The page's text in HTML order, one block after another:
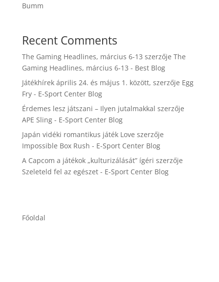
Bumm
Recent Comments
The Gaming Headlines, március 6-13 szerzője The
Gaming Headlines, március 6-13 - Best Blog
Játékhírek április 24. és május 1. között, szerzője Egg
Fry - E-Sport Center Blog
Érdemes lesz játszani – Ilyen jutalmakkal szerzője
APE Sling - E-Sport Center Blog
Japán vidéki romantikus játék Love szerzője
Impossible Box Rush - E-Sport Center Blog
A Capcom a játékok „kulturizálását” ígéri szerzője
Szeleteld fel az egészet - E-Sport Center Blog
Főoldal